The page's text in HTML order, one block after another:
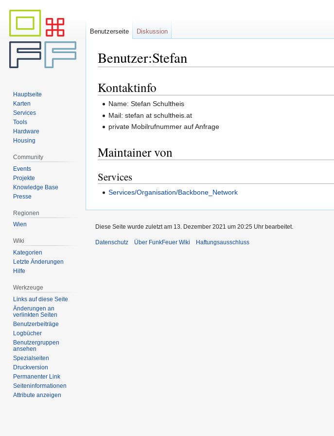
Benutzer:Stefan
Zur
Navigation
springen
Zur
Suche
springen
Kontaktinfo
Name: Stefan Schultheis
Mail: stefan at schultheis.at
private Mobilrufnummer auf Anfrage
Maintainer von
Services
Services/Organisation/Backbone_Network
Benutzerseite Diskussion
Hauptseite
Karten
Services
Tools
Hardware
Housing
Community
Events
Projekte
Knowledge Base
Presse
Regionen
Wien
Wiki
Kategorien
Letzte Änderungen
Hilfe
Werkzeuge
Links auf diese Seite
Änderungen an
verlinkten Seiten
Benutzerbeiträge
Logbücher
Benutzergruppen
ansehen
Spezialseiten
Druckversion
Permanenter Link
Seiten­informationen
Attribute anzeigen
Diese Seite wurde zuletzt am 13. Dezember 2021 um 20:25 Uhr bearbeitet.
Datenschutz Über FunkFeuer Wiki Haftungsausschluss